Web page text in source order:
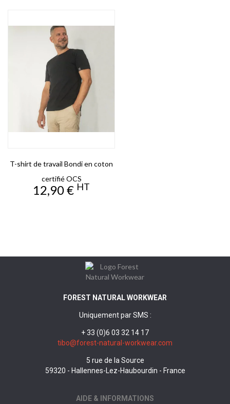
T-shirt de travail Bondi en coton
certifié OCS
Prix
12,90 € HT
FOREST NATURAL WORKWEAR
Uniquement par SMS :
+ 33 (0)6 03 32 14 17
tibo@forest-natural-workwear.com
5 rue de la Source
59320 - Hallennes-Lez-Haubourdin - France
AIDE & INFORMATIONS